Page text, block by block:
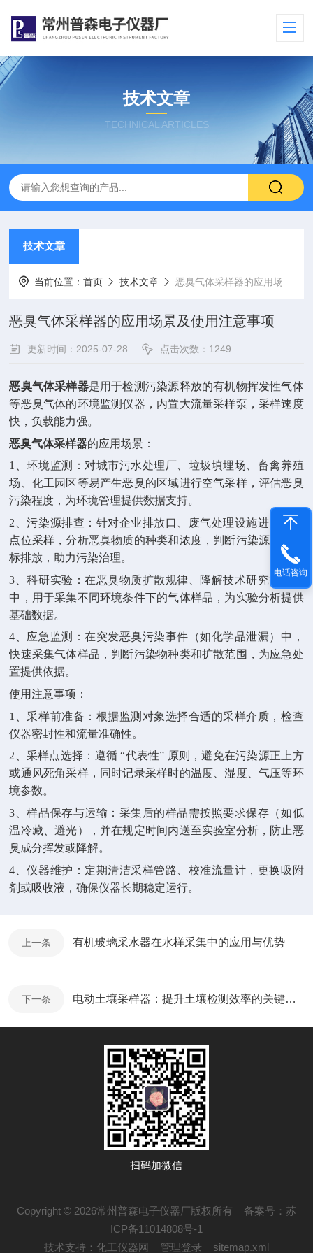
技术文章
TECHNICAL ARTICLES
技术文章
当前位置：首页 技术文章 恶臭气体采样器的应用场景及使用注意事项
恶臭气体采样器的应用场景及使用注意事项
更新时间：2025-07-28 点击次数：1249
恶臭气体采样器是用于检测污染源释放的有机物挥发性气体
等恶臭气体的环境监测仪器，内置大流量采样泵，采样速度
快，负载能力强。
恶臭气体采样器的应用场景：
1、环境监测：对城市污水处理厂、垃圾填埋场、畜禽养殖
场、化工园区等易产生恶臭的区域进行空气采样，评估恶臭
污染程度，为环境管理提供数据支持。
2、污染源排查：针对企业排放口、废气处理设施进出口等
点位采样，分析恶臭物质的种类和浓度，判断污染源是否达
标排放，助力污染治理。
3、科研实验：在恶臭物质扩散规律、降解技术研究等课题
中，用于采集不同环境条件下的气体样品，为实验分析提供
基础数据。
4、应急监测：在突发恶臭污染事件（如化学品泄漏）中，
快速采集气体样品，判断污染物种类和扩散范围，为应急处
置提供依据。
使用注意事项：
1、采样前准备：根据监测对象选择合适的采样介质，检查
仪器密封性和流量准确性。
2、采样点选择：遵循 “代表性” 原则，避免在污染源正上方
或通风死角采样，同时记录采样时的温度、湿度、气压等环
境参数。
3、样品保存与运输：采集后的样品需按照要求保存（如低
温冷藏、避光），并在规定时间内送至实验室分析，防止恶
臭成分挥发或降解。
4、仪器维护：定期清洁采样管路、校准流量计，更换吸附
剂或吸收液，确保仪器长期稳定运行。
上一条 有机玻璃采水器在水样采集中的应用与优势
下一条 电动土壤采样器：提升土壤检测效率的关键设备
扫码加微信
Copyright © 2026常州普森电子仪器厂版权所有 备案号：苏
ICP备11014808号-1
技术支持： 化工仪器网 管理登录 sitemap.xml
电话咨询